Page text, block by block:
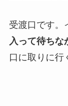
受渡口です。
入って待ちな
口に取りに行